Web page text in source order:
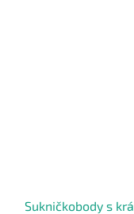
Sukničkobody s